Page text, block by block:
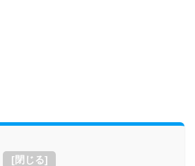
[閉じる]